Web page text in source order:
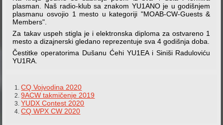
plasman. Naš radio-klub sa znakom YU1ANO je u godišnjem
plasmanu osvojio 1 mesto u kategoriji "MOAB-CW-Guests &
Members".
Za takav uspeh stigla je i elektronska diploma za ostvareno 1
mesto a dizajnerski gledano reprezentuje sva 4 godišnja doba.
Čestitke operatorima Dušanu Ćehi YU1EA i Siniši Raduloviću
YU1RA.
CQ Vojvodina 2020
9ACW takmičenje 2019
YUDX Contest 2020
CQ WPX CW 2020